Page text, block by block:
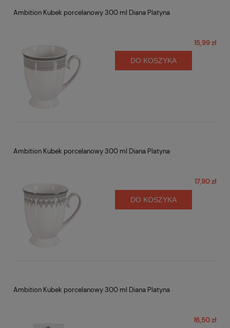
Ambition Kubek porcelanowy 300 ml Diana Platyna
15,99 zł
DO KOSZYKA
Ambition Kubek porcelanowy 300 ml Diana Platyna
17,90 zł
DO KOSZYKA
Ambition Kubek porcelanowy 300 ml Diana Platyna
16,50 zł